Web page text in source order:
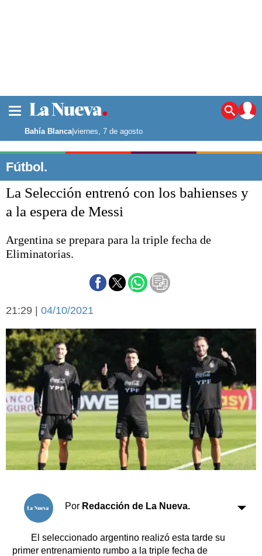
Noticias
La ciudad
Punta Alta
El mundo
Seguridad
Deportes
Escenario Olímpico
Fútbol
Cines
Economía y campo
Economía y finanzas
Con el campo
Espacio empresas
Sociedad y tiempo
libre
Sociedad
Tecnología
Turismo
Salud
Es viral
Cartón Lleno
Fúnebres
Horóscopo
Bahía Blanca|viernes, 7 de agosto
Fútbol.
La Selección entrenó con los bahienses y
a la espera de Messi
Argentina se prepara para la triple fecha de
Eliminatorias.
21:29 | 04/10/2021
Por Redacción de La Nueva.
El seleccionado argentino realizó esta tarde su
primer entrenamiento rumbo a la triple fecha de